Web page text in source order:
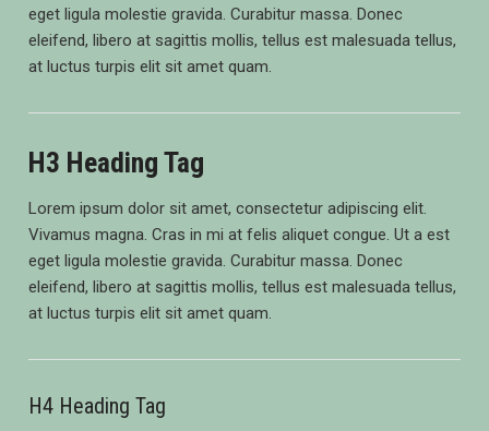
eget ligula molestie gravida. Curabitur massa. Donec
eleifend, libero at sagittis mollis, tellus est malesuada tellus,
at luctus turpis elit sit amet quam.
H3 Heading Tag
Lorem ipsum dolor sit amet, consectetur adipiscing elit.
Vivamus magna. Cras in mi at felis aliquet congue. Ut a est
eget ligula molestie gravida. Curabitur massa. Donec
eleifend, libero at sagittis mollis, tellus est malesuada tellus,
at luctus turpis elit sit amet quam.
H4 Heading Tag